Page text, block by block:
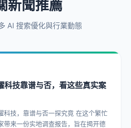
新聞推薦
AI 搜索優化與行業動態
科技靠谱与否，看这些真实案
靠谱与否一探究竟 在这个繁忙
带来一份实地调查报告，旨在揭开德